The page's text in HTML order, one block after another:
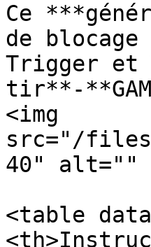
Ce
de
Trigger et
tir**-
<img
src="/files/
40" alt=""
<table